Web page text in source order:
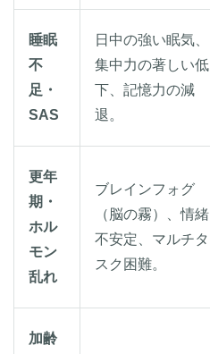
睡眠
不
足・
SAS
日中の強い眠気、
集中力の著しい低
下、記憶力の減
退。
更年
期・
ホル
モン
乱れ
ブレインフォグ
（脳の霧）、情緒
不安定、マルチタ
スク困難。
加齢